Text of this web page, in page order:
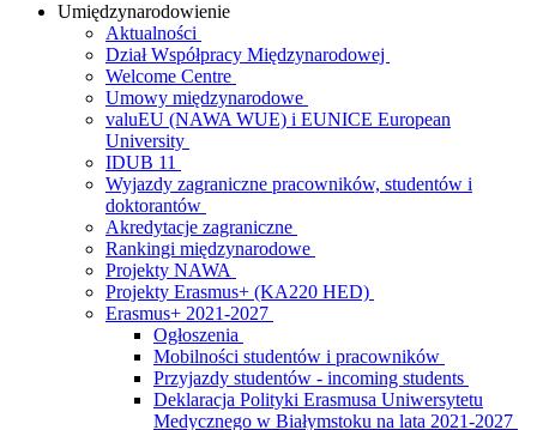
Umiędzynarodowienie
Aktualności
Dział Współpracy Międzynarodowej
Welcome Centre
Umowy międzynarodowe
valuEU (NAWA WUE) i EUNICE European
University
IDUB 11
Wyjazdy zagraniczne pracowników, studentów i
doktorantów
Akredytacje zagraniczne
Rankingi międzynarodowe
Projekty NAWA
Projekty Erasmus+ (KA220 HED)
Erasmus+ 2021-2027
Ogłoszenia
Mobilności studentów i pracowników
Przyjazdy studentów - incoming students
Deklaracja Polityki Erasmusa Uniwersytetu
Medycznego w Białymstoku na lata 2021-2027